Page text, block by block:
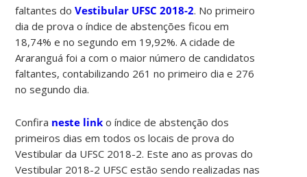
faltantes doVestibular UFSC 2018-2. No primeiro
dia de prova o índice de abstenções ficou em
18,74% e no segundo em 19,92%. A cidade de
Araranguá foi a com o maior número de candidatos
faltantes, contabilizando 261 no primeiro dia e 276
no segundo dia.
Confira neste link o índice de abstenção dos
primeiros dias em todos os locais de prova do
Vestibular da UFSC 2018-2. Este ano as provas do
Vestibular 2018-2 UFSC estão sendo realizadas nas